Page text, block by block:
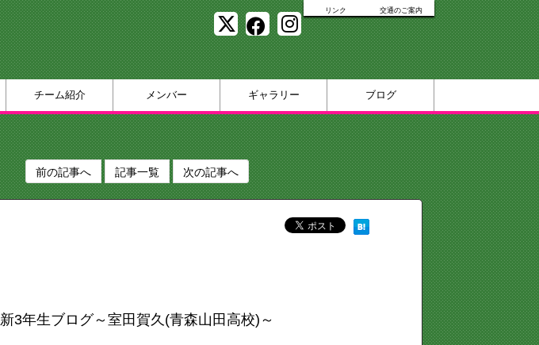
リンク 交通のご案内
チーム紹介 メンバー ギャラリー ブログ
前の記事へ 記事一覧 次の記事へ
新3年生ブログ～室田賀久(青森山田高校)～